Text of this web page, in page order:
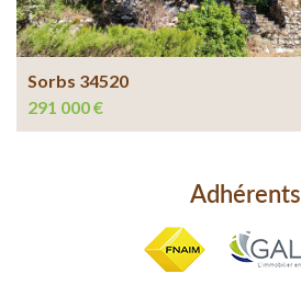
Sorbs 34520
291 000 €
Adhérents